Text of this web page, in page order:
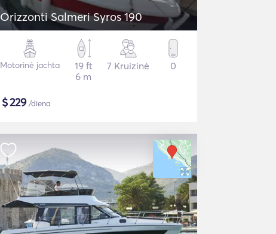
Orizzonti Salmeri Syros 190
Motorinė jachta
19 ft
6 m
7 Kruizinė 0
$229/diena